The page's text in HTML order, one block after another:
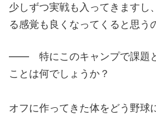
少しずつ実戦も入ってきますし
る感覚も良くなってくると思う
―― 特にこのキャンプで課題
ことは何でしょうか？
オフに作ってきた体をどう野球